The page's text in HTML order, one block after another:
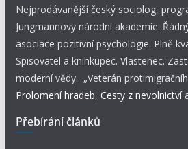
Nejprodávanější český sociolog,
Jungmannovy národní akademie.
asociace pozitivní psychologie. Plně
Spisovatel a knihkupec. Vlastenec.
moderní vědy. „Veterán
Prolomení hradeb, Cesty z nevolnictví
Přebírání článků